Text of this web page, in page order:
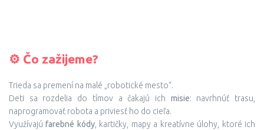
⚙️ Čo zažijeme?
Trieda sa premení na malé „robotické mesto“.
Deti sa rozdelia do tímov a čakajú ich misie: navrhnúť trasu,
naprogramovať robota a priviesť ho do cieľa.
Využívajúfarebné kódy, kartičky, mapy a kreatívne úlohy, ktoré ich